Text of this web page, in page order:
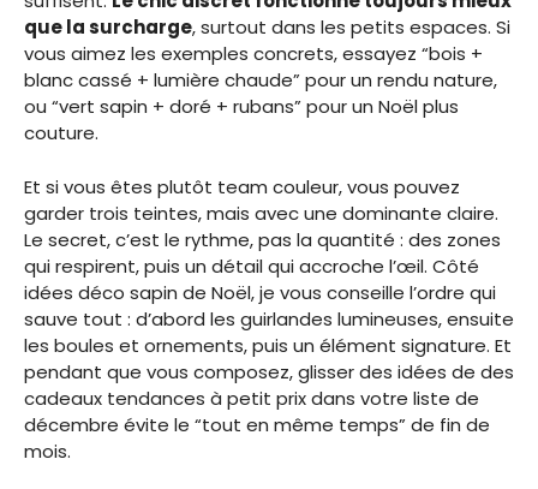
que la surcharge, surtout dans les petits espaces. Si
vous aimez les exemples concrets, essayez “bois +
blanc cassé + lumière chaude” pour un rendu nature,
ou “vert sapin + doré + rubans” pour un Noël plus
couture.
Et si vous êtes plutôt team couleur, vous pouvez
garder trois teintes, mais avec une dominante claire.
Le secret, c’est le rythme, pas la quantité : des zones
qui respirent, puis un détail qui accroche l’œil. Côté
idées déco sapin de Noël, je vous conseille l’ordre qui
sauve tout : d’abord les guirlandes lumineuses, ensuite
les boules et ornements, puis un élément signature. Et
pendant que vous composez, glisser des idées de des
cadeaux tendances à petit prix dans votre liste de
décembre évite le “tout en même temps” de fin de
mois.